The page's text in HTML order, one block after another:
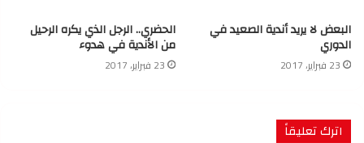
البعض لا يريد أندية الصعيد في
الدوري
23 فبراير، 2017
الحضري.. الرجل الذي يكره الرحيل
من الأندية في هدوء
23 فبراير، 2017
اترك تعليقاً